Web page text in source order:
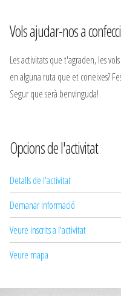
Vols ajudar-nos a
Les activitats que t'agraden, les
en alguna ruta que et coneixes?
Segur que serà benvinguda!
Opcions de l'activitat
Detalls de l'activitat
Demanar informació
Veure inscrits a l'activitat
Veure mapa